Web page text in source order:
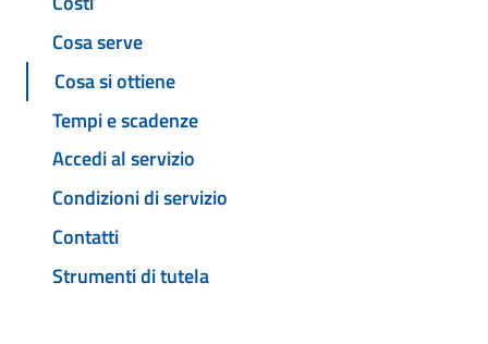
Cosa serve
Cosa si ottiene
Tempi e scadenze
Accedi al servizio
Condizioni di servizio
Contatti
Strumenti di tutela